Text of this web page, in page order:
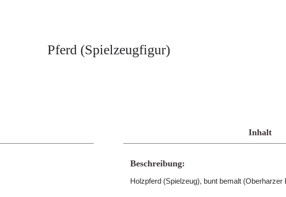
Pferd (Spielzeugfigur)
Inhalt
Beschreibung:
Holzpferd (Spielzeug), bunt bemalt